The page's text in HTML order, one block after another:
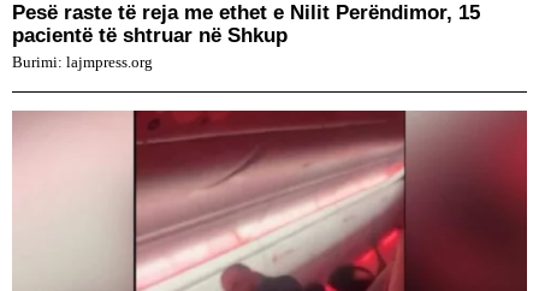
Pesë raste të reja me ethet e Nilit Perëndimor, 15
pacientë të shtruar në Shkup
Burimi: lajmpress.org